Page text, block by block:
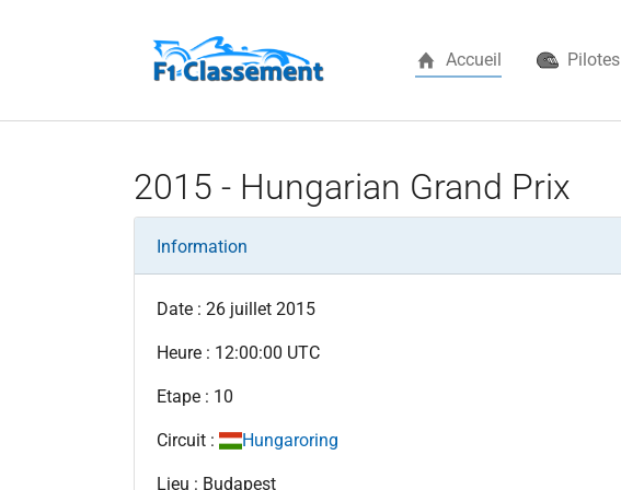
Accueil Pilotes
2015 - Hungarian Grand Prix
Information
Date : 26 juillet 2015
Heure : 12:00:00 UTC
Etape : 10
Circuit : Hungaroring
Lieu : Budapest